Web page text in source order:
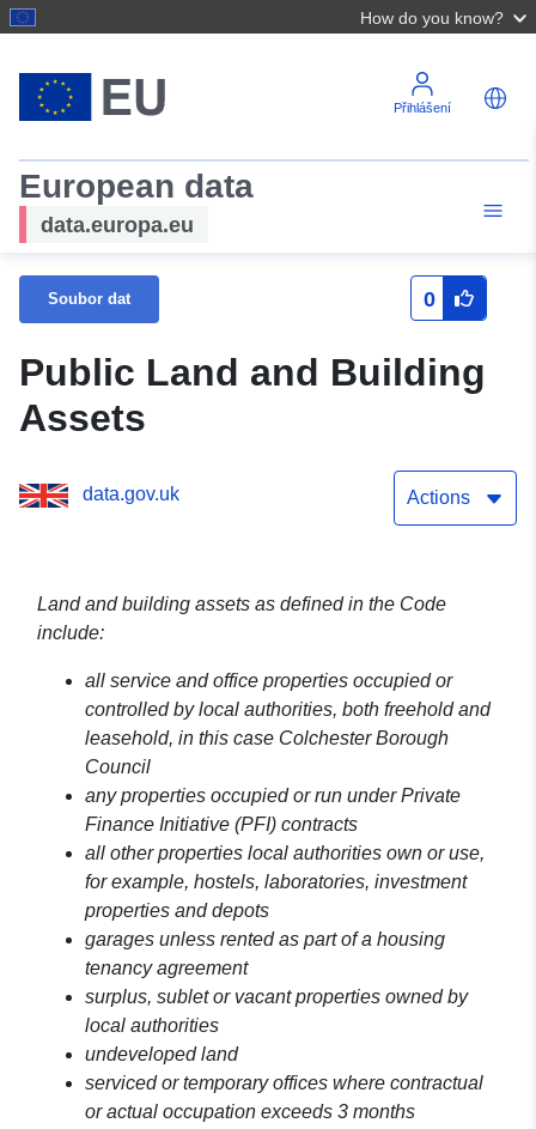
How do you know?
Přihlášení
European data
data.europa.eu
Soubor dat 0
Public Land and Building
Assets
data.gov.uk Actions
Land and building assets as defined in the Code
include:
all service and office properties occupied or
controlled by local authorities, both freehold and
leasehold, in this case Colchester Borough
Council
any properties occupied or run under Private
Finance Initiative (PFI) contracts
all other properties local authorities own or use,
for example, hostels, laboratories, investment
properties and depots
garages unless rented as part of a housing
tenancy agreement
surplus, sublet or vacant properties owned by
local authorities
undeveloped land
serviced or temporary offices where contractual
or actual occupation exceeds 3 months